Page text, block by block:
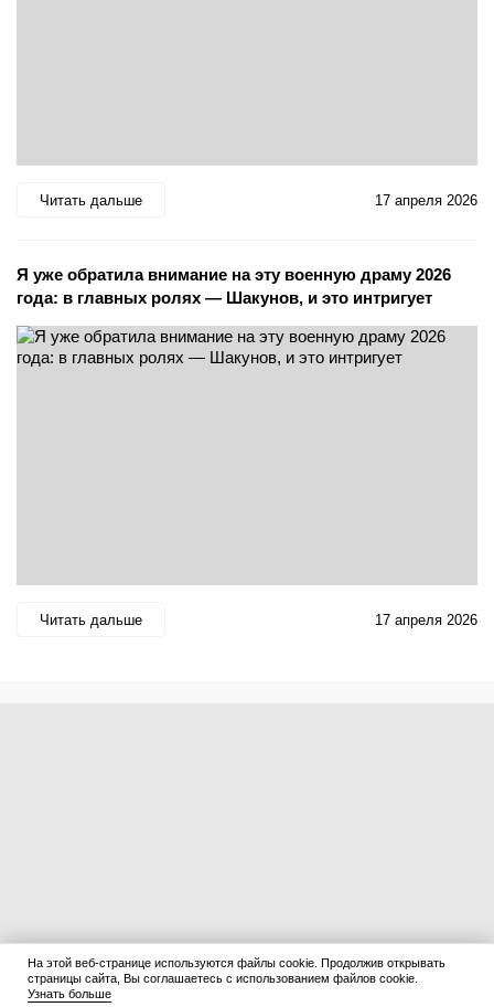
Читать дальше 17 апреля 2026
Я уже обратила внимание на эту военную драму 2026
года: в главных ролях — Шакунов, и это интригует
Читать дальше 17 апреля 2026
На этой веб-странице используются файлы cookie. Продолжив открывать
страницы сайта, Вы соглашаетесь с использованием файлов cookie.
Узнать больше